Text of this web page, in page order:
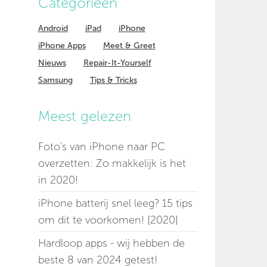
Android iPad
iPhone
iPhone Apps
Meet & Greet
Nieuws
Repair-It-Yourself
Samsung
Tips & Tricks
Meest gelezen
Foto's van iPhone naar PC
overzetten: Zo makkelijk is het
in 2020!
iPhone batterij snel leeg? 15 tips
om dit te voorkomen! [2020]
Hardloop apps - wij hebben de
beste 8 van 2024 getest!